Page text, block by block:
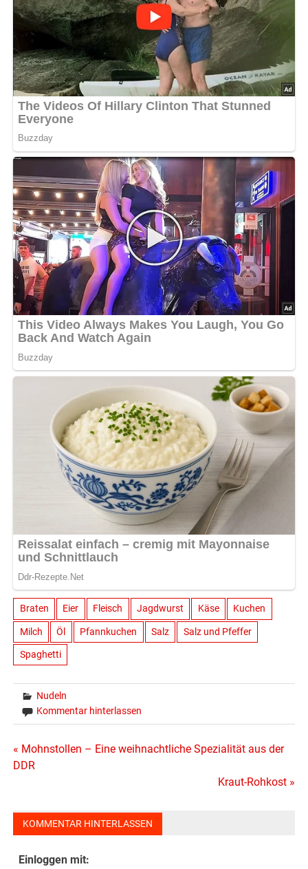
Braten Eier Fleisch Jagdwurst Käse Kuchen
Milch Öl Pfannkuchen Salz Salz und Pfeffer
Spaghetti
Nudeln
Kommentar hinterlassen
Beitragsnavigation
« Mohnstollen – Eine weihnachtliche Spezialität aus der
DDR
Kraut-Rohkost »
KOMMENTAR HINTERLASSEN
Einloggen mit: